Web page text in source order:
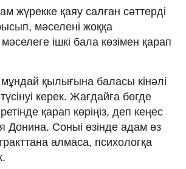
жүрекке қаяу салған сәттерді
мәселені жоққа
ішкі бала көзімен қарап
қылығына баласы кінәлі
керек. Жағдайға бөгде
қарап көріңіз, деп кеңес
Донина. Соныі өзінде адам өз
алмаса, психологқа